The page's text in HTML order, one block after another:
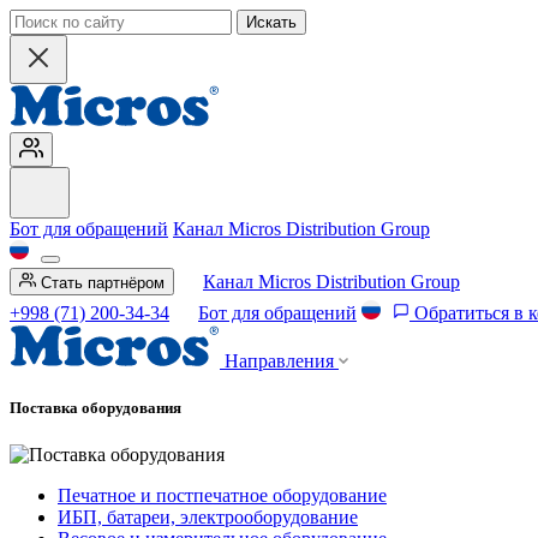
Искать
Бот для обращений Канал Micros Distribution Group
Стать партнёром
Канал Micros Distribution Group
+998 (71) 200-34-34
Бот для обращений Обратиться в
Направления
Поставка оборудования
Печатное и постпечатное оборудование
ИБП, батареи, электрооборудование